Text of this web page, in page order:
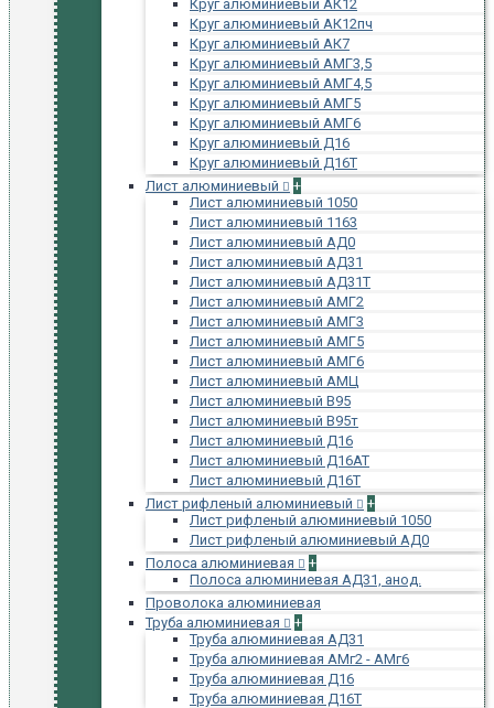
Круг алюминиевый АК12
Круг алюминиевый АК12пч
Круг алюминиевый АК7
Круг алюминиевый АМГ3,5
Круг алюминиевый АМГ4,5
Круг алюминиевый АМГ5
Круг алюминиевый АМГ6
Круг алюминиевый Д16
Круг алюминиевый Д16Т
Лист алюминиевый
+
Лист алюминиевый 1050
Лист алюминиевый 1163
Лист алюминиевый АД0
Лист алюминиевый АД31
Лист алюминиевый АД31Т
Лист алюминиевый АМГ2
Лист алюминиевый АМГ3
Лист алюминиевый АМГ5
Лист алюминиевый АМГ6
Лист алюминиевый АМЦ
Лист алюминиевый В95
Лист алюминиевый В95т
Лист алюминиевый Д16
Лист алюминиевый Д16АТ
Лист алюминиевый Д16Т
Лист рифленый алюминиевый
+
Лист рифленый алюминиевый 1050
Лист рифленый алюминиевый АД0
Полоса алюминиевая
+
Полоса алюминиевая АД31, анод.
Проволока алюминиевая
Труба алюминиевая
+
Труба алюминиевая АД31
Труба алюминиевая АМг2 - АМг6
Труба алюминиевая Д16
Труба алюминиевая Д16Т